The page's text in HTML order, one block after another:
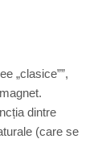
„clasice””,
dintre
(care se